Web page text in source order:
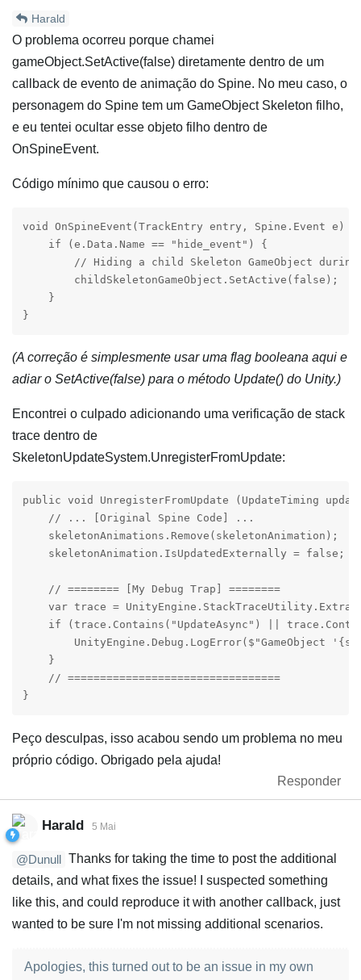
Harald
O problema ocorreu porque chamei
gameObject.SetActive(false) diretamente dentro de um
callback de evento de animação do Spine. No meu caso, o
personagem do Spine tem um GameObject Skeleton filho,
e eu tentei ocultar esse objeto filho dentro de
OnSpineEvent.
Código mínimo que causou o erro:
void OnSpineEvent(TrackEntry entry, Spine.Event e) {
    if (e.Data.Name == "hide_event") {
// Hiding a child Skeleton GameObject
        childSkeletonGameObject.SetActive(false);
    }
}
(A correção é simplesmente usar uma flag booleana aqui e
adiar o SetActive(false) para o método Update() do Unity.)
Encontrei o culpado adicionando uma verificação de stack
trace dentro de
SkeletonUpdateSystem.UnregisterFromUpdate:
public void UnregisterFromUpdate (UpdateTiming
    // ... [Original Spine Code] ...
    skeletonAnimations.Remove(skeletonAnimation);
    skeletonAnimation.IsUpdatedExternally = false;
    // ======== [My Debug Trap] ========
var trace =
if (trace.Contains("UpdateAsync") ||
UnityEngine.Debug.LogError($"GameObject
    }
    // =================================
}
Peço desculpas, isso acabou sendo um problema no meu
próprio código. Obrigado pela ajuda!
Responder
Harald 5 Mai
@Dunull Thanks for taking the time to post the additional
details, and what fixes the issue! I suspected something
like this, and could reproduce it with another callback, just
wanted to be sure I'm not missing additional scenarios.
Apologies, this turned out to be an issue in my own